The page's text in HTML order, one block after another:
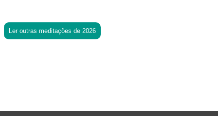
Ler outras meditações de 2026